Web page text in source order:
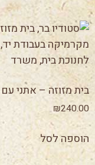
בית מזוזה – אתני
₪240.00
הוספה לסל